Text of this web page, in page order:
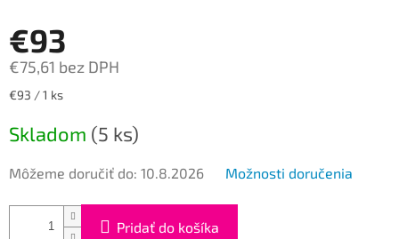
€93
€75,61 bez DPH
Jednotková
€93 / 1 ks
Skladom (5 ks)
Môžeme doručiť do: 10.8.2026 Možnosti doručenia
Pridať do košíka